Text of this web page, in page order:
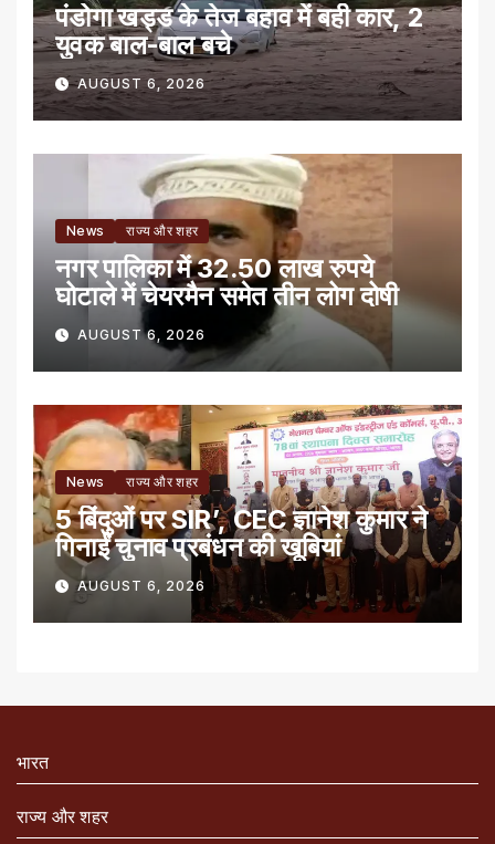
पंडोगा खड्ड के तेज बहाव में बही कार, 2
युवक बाल-बाल बचे
AUGUST 6, 2026
News राज्य और शहर
नगर पालिका में 32.50 लाख रुपये
घोटाले में चेयरमैन समेत तीन लोग दोषी
AUGUST 6, 2026
News राज्य और शहर
5 बिंदुओं पर SIR’, CEC ज्ञानेश कुमार ने
गिनाईं चुनाव प्रबंधन की खूबियां
AUGUST 6, 2026
भारत
राज्य और शहर